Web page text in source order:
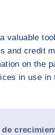
valuable
and credit
on the
in use in
de